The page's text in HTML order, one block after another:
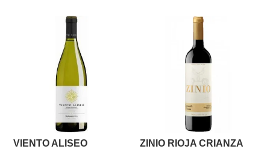
VIENTO ALISEO
ZINIO RIOJA CRIANZA